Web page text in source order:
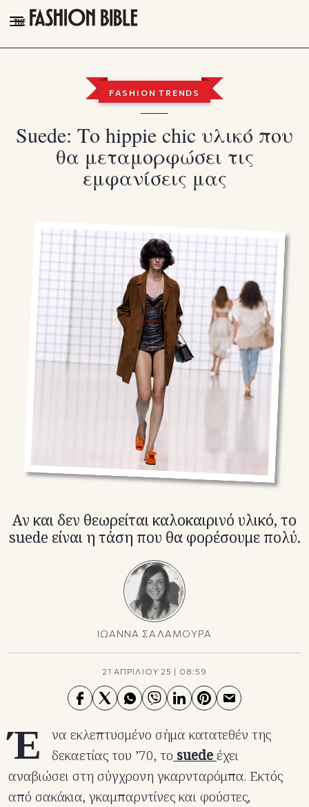
THE FASHION BIBLE
TALK OF THE TOWN
PLEASURES
Facebook
Instagram
Youtube
TikTok
X(Twitter)
FASHION TRENDS
Suede: Το hippie chic υλικό που
θα μεταμορφώσει τις
εμφανίσεις μας
Αν και δεν θεωρείται καλοκαιρινό υλικό, το
suede είναι η τάση που θα φορέσουμε πολύ.
ΙΩΑΝΝΑ ΣΑΛΑΜΟΥΡΑ
21 ΑΠΡΙΛΙΟΥ 25 | 08:59
Έ
να εκλεπτυσμένο σήμα κατατεθέν της
δεκαετίας του ’70, το suedeέχει
αναβιώσει στη σύγχρονη γκαρνταρόμπα. Εκτός
από σακάκια, γκαμπαρντίνες και φούστες,